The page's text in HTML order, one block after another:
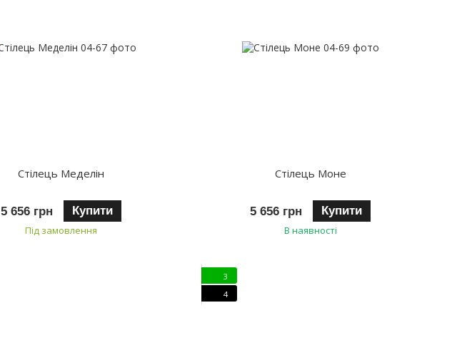
Стілець Меделін
5 656 грн Купити
Під замовлення
Стілець Моне
5 656 грн Купити
В наявності
3
4